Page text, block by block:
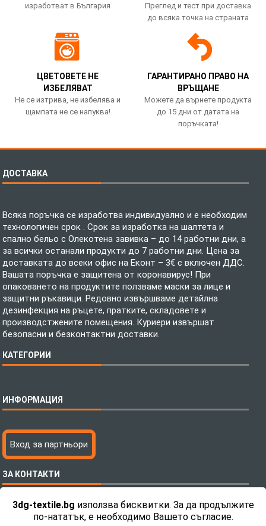
3dg-textile.bg използва бисквитки. За да продължите
по-нататък, е необходимо Вашето съгласие.
изработват в България
Преглед и тест при доставка
до всяка точка на страната
ЦВЕТОВЕТЕ НЕ
ИЗБЕЛЯВАТ
Не се изтрива, не избелява и
щампата не се напуква!
ГАРАНТИРАНО ПРАВО НА
ВРЪЩАНЕ
Можете да върнете продукта
до 15 дни от датата на
поръчката!
ДОСТАВКА
Всяка поръчка се изработва индивидуално и е необходим
технологичен срок . Срок за изработка на шалтета и
спално бельо с Олекотена завивка – до 14 работни дни, а
за всички останали продукти до 7 работни дни. Цена за
доставката до всеки офис на Еконт – 3€ с включен ДДС.
Вашата поръчка е защитена от коронавирус! При
опаковането на продуктите ползваме маски за лице и
защитни ръкавици. Редовно извършваме детайлна
дезинфекция на ръцете, пратките, складовете и
производстжените помещения. Куриери извършат
безопасни и безконтактни доставки.
КАТЕГОРИИ
Бебешки спални комплекти
Тениски с пълноцветен печат
Хавлиени кърпи
Пончо за водни спортове
Микрофибърни Велурени Кърпи
Детски пончота
ИНФОРМАЦИЯ
Технология на печатане
Файлове за печат
Как да поръчам?
С какво сме различни?
Контакти
Вход за партньори
ЗА КОНТАКТИ
Телефон:0892 26 04 34 / 0896 57 42 42